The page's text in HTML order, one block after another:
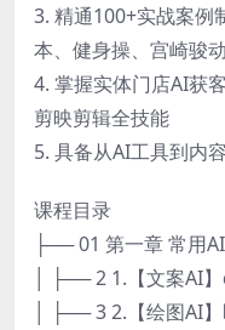
3. 精通100+实战案例
本、健身操、宫崎骏
4. 掌握实体门店AI获
剪映剪辑全技能
5. 具备从AI工具到内
课程目录
├── 01 第一章 常用
│ ├── 2 1.【文案AI
│ ├── 3 2.【绘图AI